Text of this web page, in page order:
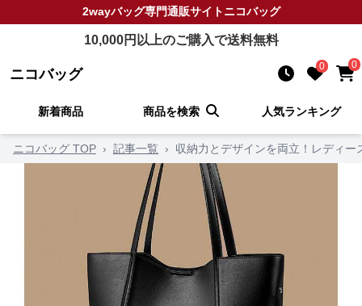
2wayバッグ専門通販サイトニコバッグ
10,000円以上のご購入で送料無料
ニコバッグ 0 0
新着商品 商品を検索 人気ランキング
ニコバッグ TOP › 記事一覧 › 収納力とデザインを両立！レディ